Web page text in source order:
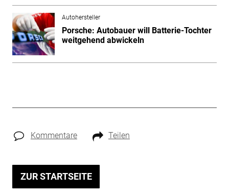
Autohersteller
Porsche: Autobauer will Batterie-Tochter
weitgehend abwickeln
Kommentare Teilen
ZUR STARTSEITE